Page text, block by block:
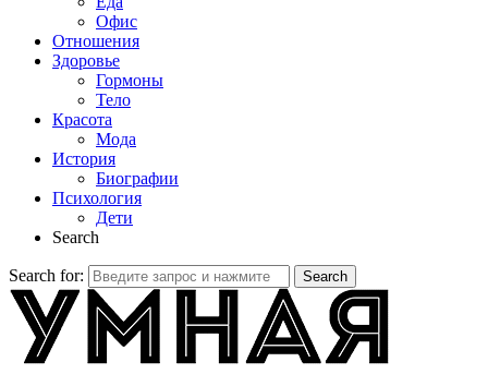
Офис
Отношения
Здоровье
Гормоны
Тело
Красота
Мода
История
Биографии
Психология
Дети
Search
Search for: Search